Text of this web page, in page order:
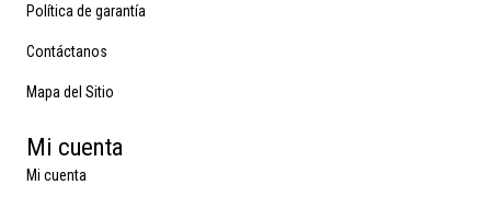
Política de garantía
Contáctanos
Mapa del Sitio
Mi cuenta
Mi cuenta